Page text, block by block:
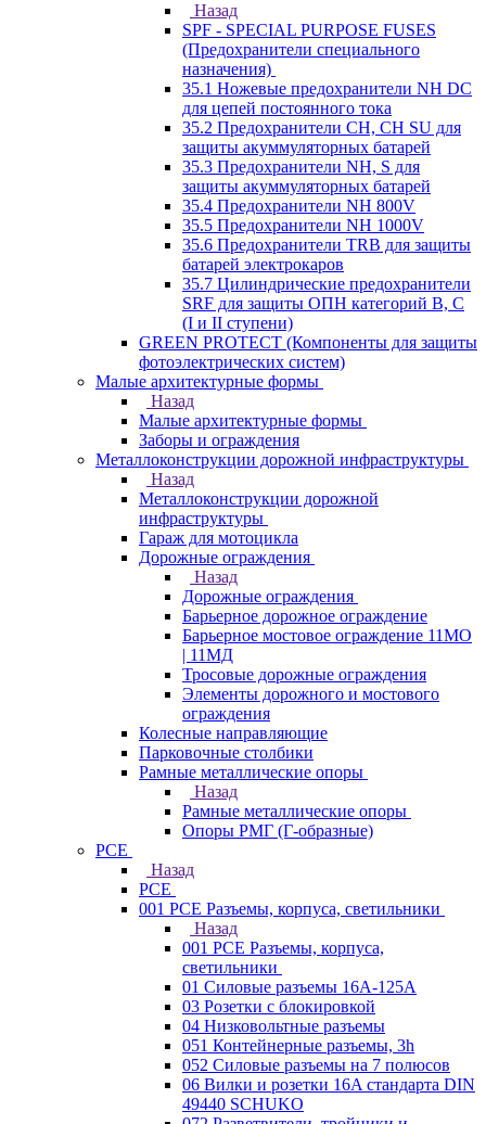
Назад
SPF - SPECIAL PURPOSE FUSES
(Предохранители специального
назначения)
35.1 Ножевые предохранители NH DC
для цепей постоянного тока
35.2 Предохранители CH, CH SU для
защиты акуммуляторных батарей
35.3 Предохранители NH, S для
защиты акуммуляторных батарей
35.4 Предохранители NH 800V
35.5 Предохранители NH 1000V
35.6 Предохранители TRB для защиты
батарей электрокаров
35.7 Цилиндрические предохранители
SRF для защиты ОПН категорий B, C
(I и II ступени)
GREEN PROTECT (Компоненты для защиты
фотоэлектрических систем)
Малые архитектурные формы
Назад
Малые архитектурные формы
Заборы и ограждения
Металлоконструкции дорожной инфраструктуры
Назад
Металлоконструкции дорожной
инфраструктуры
Гараж для мотоцикла
Дорожные ограждения
Назад
Дорожные ограждения
Барьерное дорожное ограждение
Барьерное мостовое ограждение 11МО
| 11МД
Тросовые дорожные ограждения
Элементы дорожного и мостового
ограждения
Колесные направляющие
Парковочные столбики
Рамные металлические опоры
Назад
Рамные металлические опоры
Опоры РМГ (Г-образные)
PCE
Назад
PCE
001 PCE Разъемы, корпуса, светильники
Назад
001 PCE Разъемы, корпуса,
светильники
01 Силовые разъемы 16А-125А
03 Розетки с блокировкой
04 Низковольтные разъемы
051 Контейнерные разъемы, 3h
052 Силовые разъемы на 7 полюсов
06 Вилки и розетки 16A стандарта DIN
49440 SCHUKO